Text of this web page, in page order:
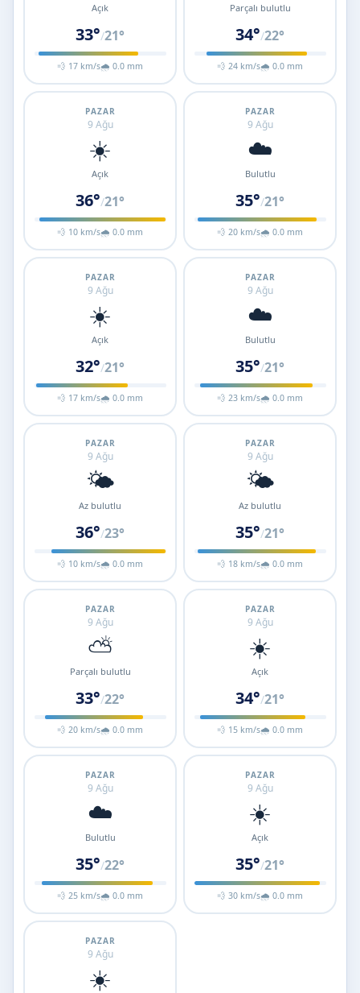
Açık
33°/21°
💨 17 km/s🌧 0.0 mm
Parçalı bulutlu
34°/22°
💨 24 km/s🌧 0.0 mm
PAZAR
9 Ağu
☀️
Açık
36°/21°
💨 10 km/s🌧 0.0 mm
PAZAR
9 Ağu
☁️
Bulutlu
35°/21°
💨 20 km/s🌧 0.0 mm
PAZAR
9 Ağu
☀️
Açık
32°/21°
💨 17 km/s🌧 0.0 mm
PAZAR
9 Ağu
☁️
Bulutlu
35°/21°
💨 23 km/s🌧 0.0 mm
PAZAR
9 Ağu
🌤️
Az bulutlu
36°/23°
💨 10 km/s🌧 0.0 mm
PAZAR
9 Ağu
🌤️
Az bulutlu
35°/21°
💨 18 km/s🌧 0.0 mm
PAZAR
9 Ağu
⛅
Parçalı bulutlu
33°/22°
💨 20 km/s🌧 0.0 mm
PAZAR
9 Ağu
☀️
Açık
34°/21°
💨 15 km/s🌧 0.0 mm
PAZAR
9 Ağu
☁️
Bulutlu
35°/22°
💨 25 km/s🌧 0.0 mm
PAZAR
9 Ağu
☀️
Açık
35°/21°
💨 30 km/s🌧 0.0 mm
PAZAR
9 Ağu
☀️